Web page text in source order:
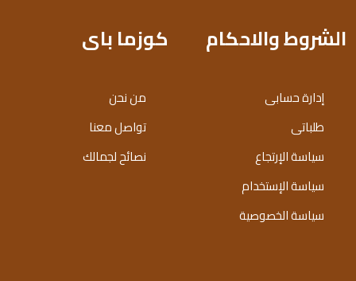
الشروط والاحكام
إدارة حسابى
طلباتى
سياسة الإرتجاع
سياسة الإستخدام
سياسة الخصوصية
كوزما باى
من نحن
تواصل معنا
نصائح لجمالك